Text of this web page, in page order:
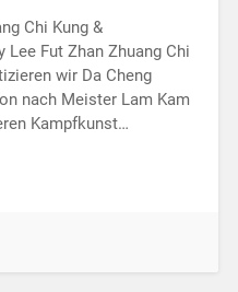
Chi Kung &
Lee Fut Zhan Zhuang Chi
wir Da Cheng
nach Meister Lam Kam
Kampfkunst…